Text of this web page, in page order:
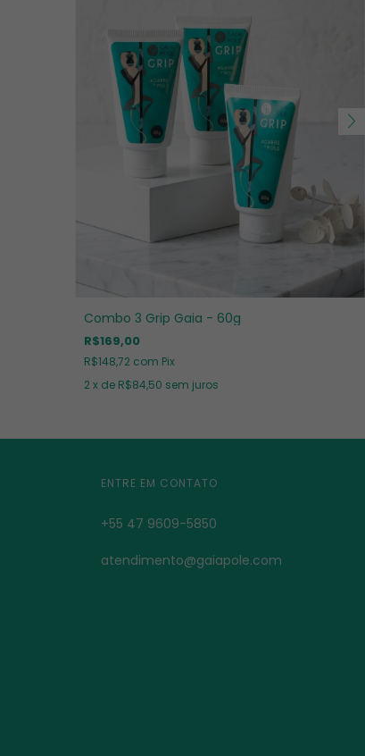
Combo 3 Grip Gaia - 60g
R$169,00
R$148,72 com Pix
2 x de R$84,50 sem juros
ENTRE EM CONTATO
+55 47 9609-5850
atendimento@gaiapole.com